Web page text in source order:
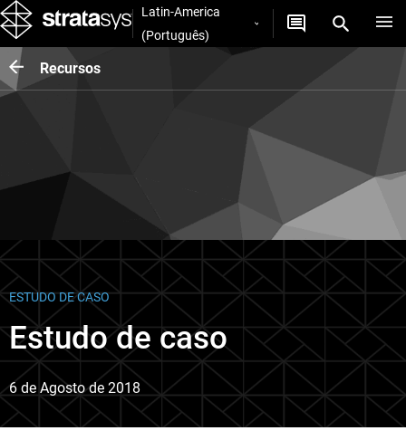
Latin-America
(Português)
Recursos
ESTUDO DE CASO
Estudo de caso
6 de Agosto de 2018